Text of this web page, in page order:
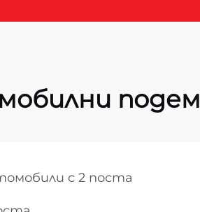
с 2 поста